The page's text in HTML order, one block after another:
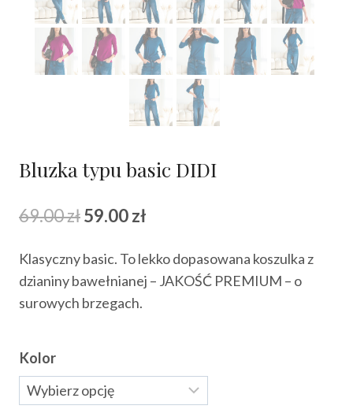
Bluzka typu basic DIDI
69.00złPierwotna
wynosiła:
69.00 zł.
59.00zł
wynosi:
Klasyczny basic. To lekko dopasowana koszulka z
dzianiny bawełnianej – JAKOŚĆ PREMIUM – o
surowych brzegach.
Kolor